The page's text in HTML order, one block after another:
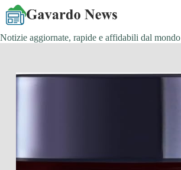
Salta
contenuto
Notizie aggiornate, rapide e affidabili dal mondo